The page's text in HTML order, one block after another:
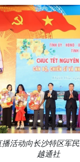
活动向长沙特区军
越通社